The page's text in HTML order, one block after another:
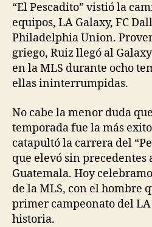
“El Pescadito” vistió la
equipos, LA Galaxy, FC
Philadelphia Union.
griego, Ruiz llegó al
en la MLS durante ocho
ellas ininterrumpidas.
No cabe la menor duda
temporada fue la más
catapultó la carrera del
que elevó sin precedentes
Guatemala. Hoy
de la MLS, con el hombre
primer campeonato del
historia.